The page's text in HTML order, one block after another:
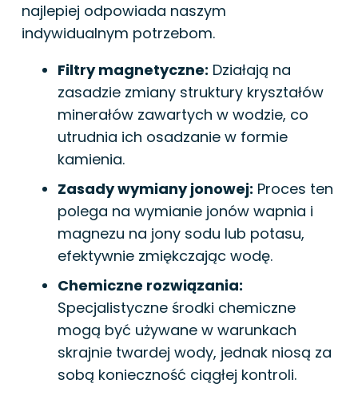
najlepiej odpowiada naszym
indywidualnym potrzebom.
Filtry magnetyczne: Działają na
zasadzie zmiany struktury kryształów
minerałów zawartych w wodzie, co
utrudnia ich osadzanie w formie
kamienia.
Zasady wymiany jonowej: Proces ten
polega na wymianie jonów wapnia i
magnezu na jony sodu lub potasu,
efektywnie zmiękczając wodę.
Chemiczne rozwiązania:
Specjalistyczne środki chemiczne
mogą być używane w warunkach
skrajnie twardej wody, jednak niosą za
sobą konieczność ciągłej kontroli.